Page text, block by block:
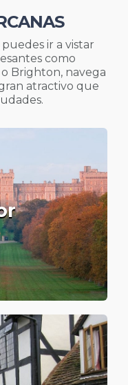
ir a vistar
como
Brighton, navega
atractivo que